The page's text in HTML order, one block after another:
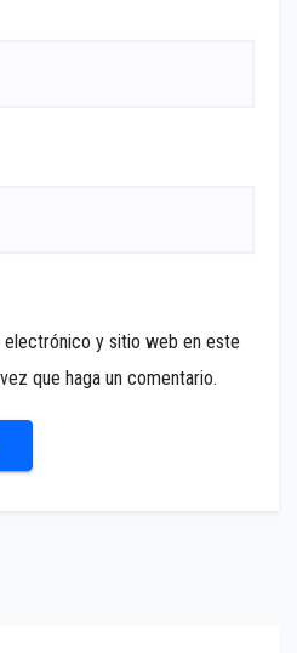
electrónico y sitio web en este
que haga un comentario.